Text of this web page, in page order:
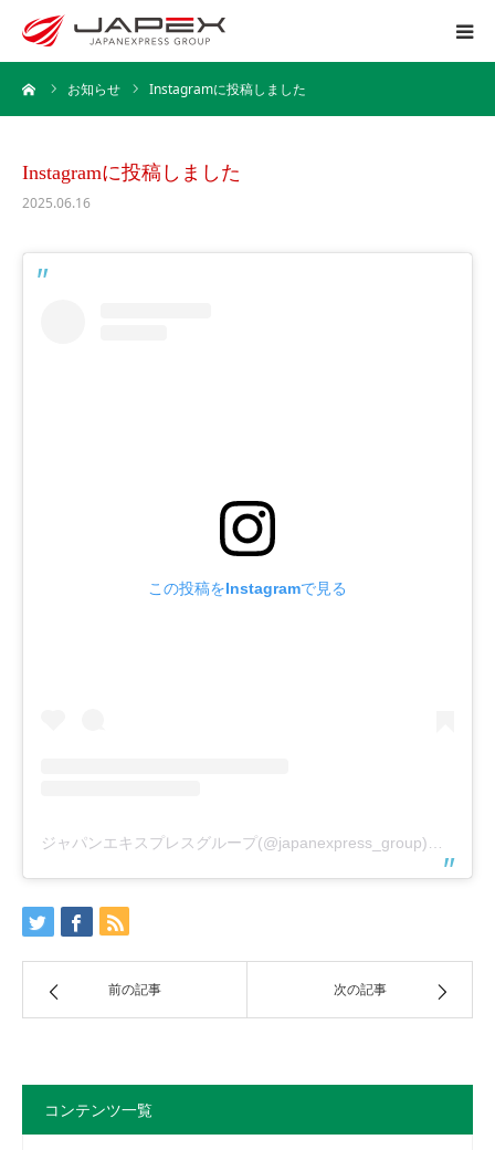
お知らせ Instagramに投稿しました
Instagramに投稿しました
2025.06.16
この投稿をInstagramで見る
前の記事 次の記事
コンテンツ一覧
ホーム